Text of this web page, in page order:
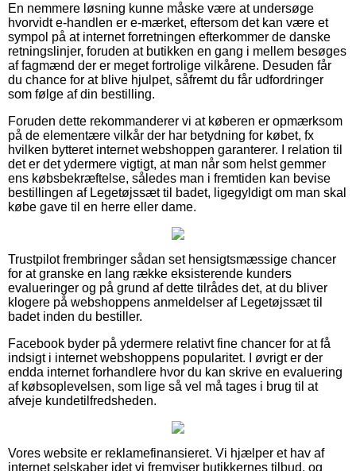
En nemmere løsning kunne måske være at undersøge
hvorvidt e-handlen er e-mærket, eftersom det kan være et
sympol på at internet forretningen efterkommer de danske
retningslinjer, foruden at butikken en gang i mellem besøges
af fagmænd der er meget fortrolige vilkårene. Desuden får
du chance for at blive hjulpet, såfremt du får udfordringer
som følge af din bestilling.
Foruden dette rekommanderer vi at køberen er opmærksom
på de elementære vilkår der har betydning for købet, fx
hvilken bytteret internet webshoppen garanterer. I relation til
det er det ydermere vigtigt, at man når som helst gemmer
ens købsbekræftelse, således man i fremtiden kan bevise
bestillingen af Legetøjssæt til badet, ligegyldigt om man skal
købe gave til en herre eller dame.
Trustpilot frembringer sådan set hensigtsmæssige chancer
for at granske en lang række eksisterende kunders
evalueringer og på grund af dette tilrådes det, at du bliver
klogere på webshoppens anmeldelser af Legetøjssæt til
badet inden du bestiller.
Facebook byder på ydermere relativt fine chancer for at få
indsigt i internet webshoppens popularitet. I øvrigt er der
endda internet forhandlere hvor du kan skrive en evaluering
af købsoplevelsen, som lige så vel må tages i brug til at
afveje kundetilfredsheden.
Vores website er reklamefinansieret. Vi hjælper et hav af
internet selskaber idet vi fremviser butikkernes tilbud, og